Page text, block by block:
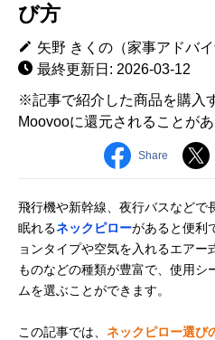
び方
矢野 きくの（家事アドバイ
最終更新日: 2026-03-12
※記事で紹介した商品を購入
Moovooに還元されることがあ
Share
飛行機や新幹線、夜行バスなどで
眠れるネックピローがあると便利
ョンタイプや空気を入れるエアー
ものなどの種類が豊富で、使用シ
ムを選ぶことができます。
この記事では、 ネックピロー選び